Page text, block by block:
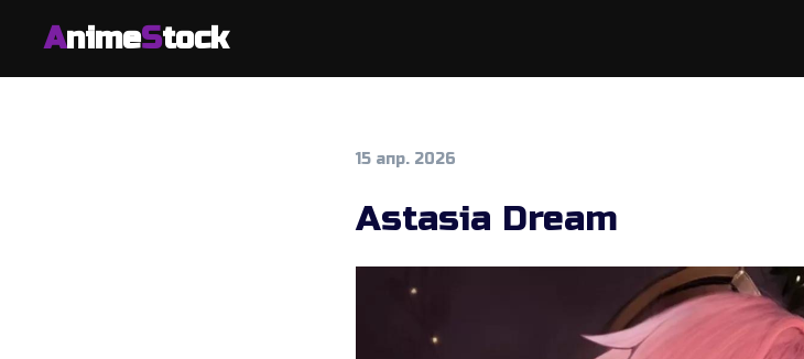
AnimeStock
15 апр. 2026
Astasia Dream